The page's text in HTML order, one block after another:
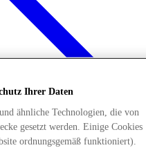
Ihrer Daten
ähnliche Technologien, die von
gesetzt werden. Einige Cookies
ordnungsgemäß funktioniert).